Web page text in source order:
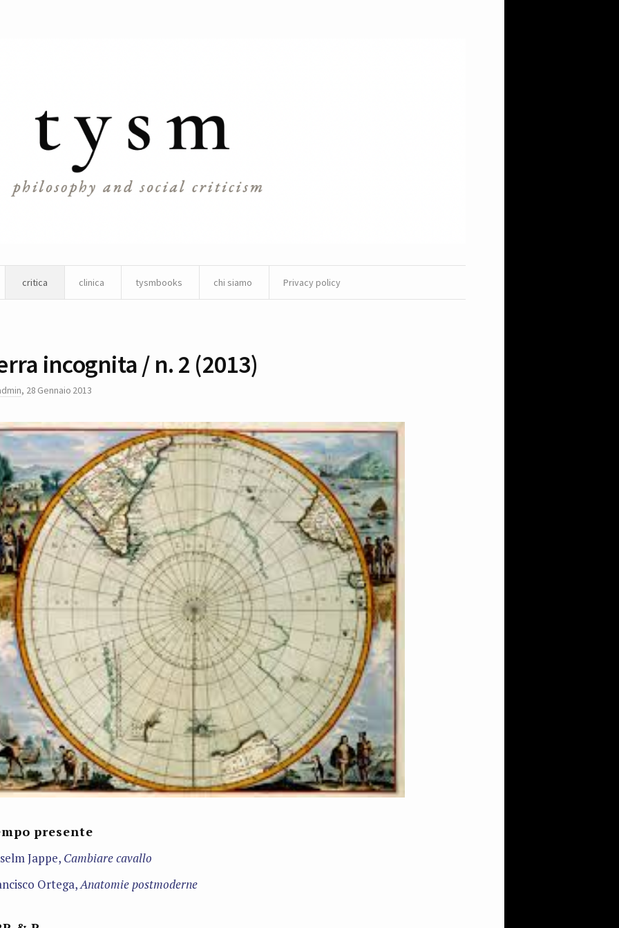
critica clinica tysmbooks chi siamo Privacy policy
incognita / n. 2 (2013)
, 28 Gennaio 2013
presente
Jappe, Cambiare cavallo
Ortega,Anatomie postmoderne